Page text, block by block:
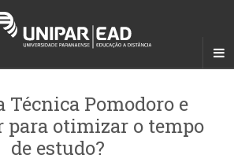
Técnica Pomodoro e
para otimizar o tempo
de estudo?